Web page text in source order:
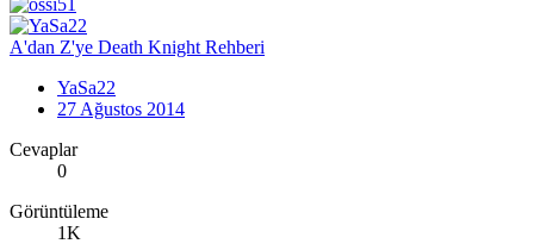
A'dan Z'ye Death Knight Rehberi
YaSa22
27 Ağustos 2014
Cevaplar
0
Görüntüleme
1K